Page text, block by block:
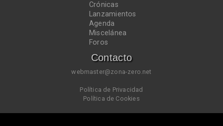
Crónicas
Lanzamientos
Agenda
Miscelánea
Foros
Contacto
webmaster@zona-zero.net
Política de Privacidad
Política de Cookies